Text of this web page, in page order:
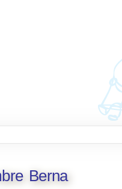
Berna